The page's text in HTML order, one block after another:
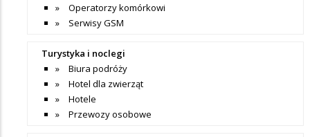
Operatorzy komórkowi
Serwisy GSM
Turystyka i noclegi
Biura podróży
Hotel dla zwierząt
Hotele
Przewozy osobowe